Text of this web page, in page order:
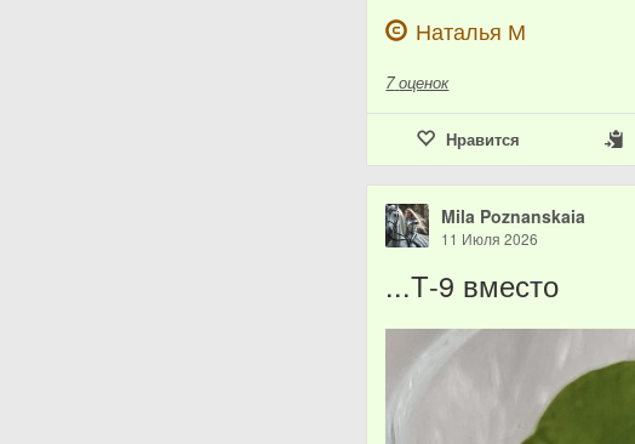
Наталья М
7 оценок
Нравится
Mila Poznanskaia
11 Июля 2026
...Т-9 вместо